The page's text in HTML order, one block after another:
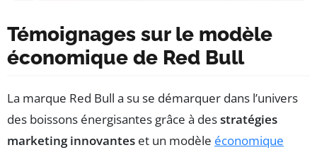
Témoignages sur le modèle
économique de Red Bull
La marque Red Bull a su se démarquer dans l’univers
des boissons énergisantes grâce à desstratégies
marketing innovantes et un modèle économique